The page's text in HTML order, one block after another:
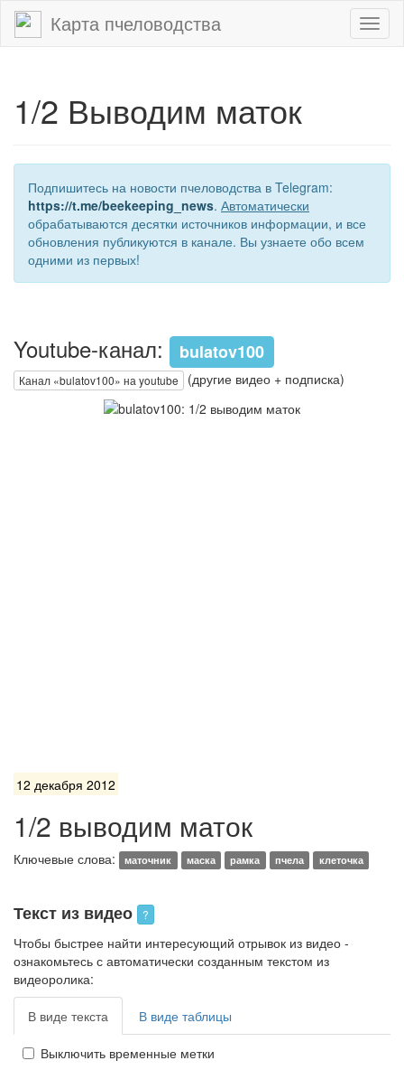
Карта пчеловодства
1/2 Выводим маток
Подпишитесь на новости пчеловодства в Telegram:
https://t.me/beekeeping_news. Автоматически
обрабатываются десятки источников информации, и все
обновления публикуются в канале. Вы узнаете обо всем
одними из первых!
Youtube-канал: bulatov100
Канал «bulatov100» на youtube (другие видео + подписка)
12 декабря 2012
1/2 выводим маток
Ключевые слова: маточник маска рамка пчела клеточка
Текст из видео ?
Чтобы быстрее найти интересующий отрывок из видео -
ознакомьтесь с автоматически созданным текстом из
видеоролика:
В виде текста В виде таблицы
Выключить временные метки